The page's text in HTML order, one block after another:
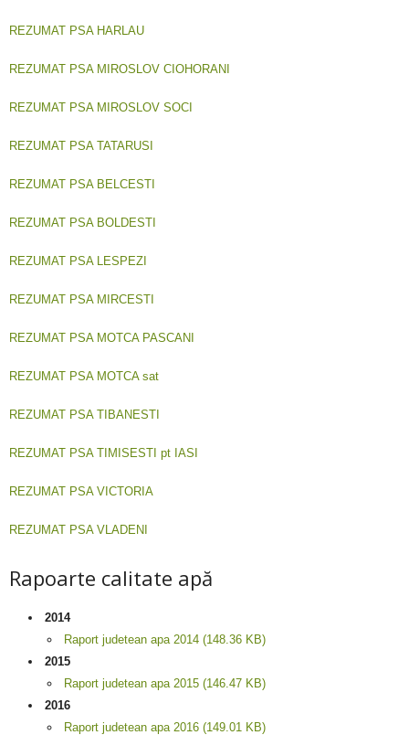
REZUMAT PSA HARLAU
REZUMAT PSA MIROSLOV CIOHORANI
REZUMAT PSA MIROSLOV SOCI
REZUMAT PSA TATARUSI
REZUMAT PSA BELCESTI
REZUMAT PSA BOLDESTI
REZUMAT PSA LESPEZI
REZUMAT PSA MIRCESTI
REZUMAT PSA MOTCA PASCANI
REZUMAT PSA MOTCA sat
REZUMAT PSA TIBANESTI
REZUMAT PSA TIMISESTI pt IASI
REZUMAT PSA VICTORIA
REZUMAT PSA VLADENI
Rapoarte calitate apă
2014
Raport judetean apa 2014 (148.36 KB)
2015
Raport judetean apa 2015 (146.47 KB)
2016
Raport judetean apa 2016 (149.01 KB)